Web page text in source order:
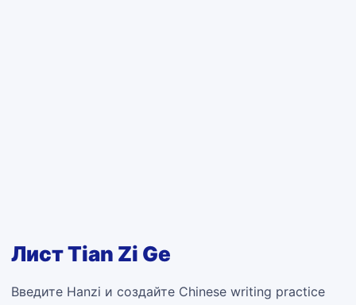
Лист Tian Zi Ge
Введите Hanzi и создайте Chinese writing practice